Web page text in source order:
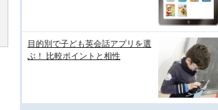
目的別で子ども英会話アプリを選
ぶ！ 比較ポイントと相性